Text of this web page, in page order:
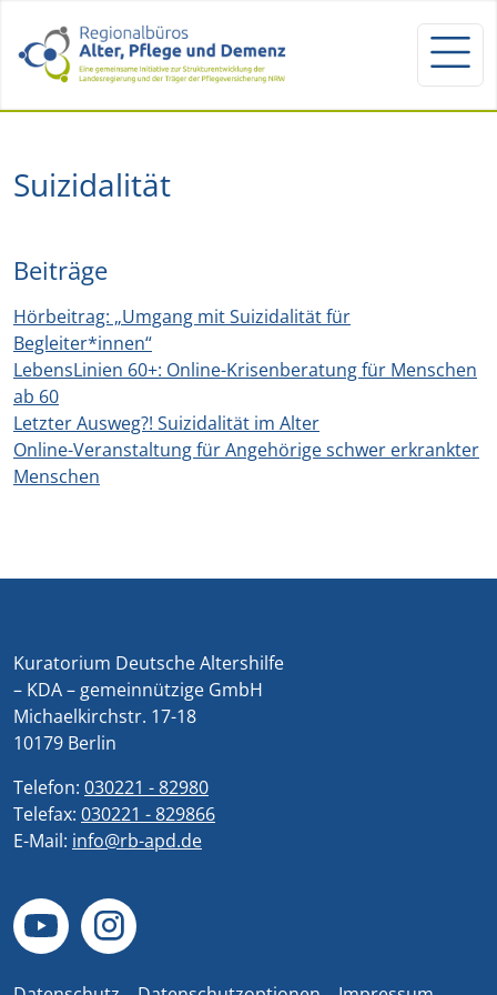
Suizidalität
Beiträge
Hörbeitrag: „Umgang mit Suizidalität für
Begleiter*innen“
LebensLinien 60+: Online-Krisenberatung für Menschen
ab 60
Letzter Ausweg?! Suizidalität im Alter
Online-Veranstaltung für Angehörige schwer erkrankter
Menschen
Kuratorium Deutsche Altershilfe
– KDA – gemeinnützige GmbH
Michaelkirchstr. 17-18
10179 Berlin
Telefon: 030221 - 82980
Telefax: 030221 - 829866
E-Mail: info@rb-apd.de